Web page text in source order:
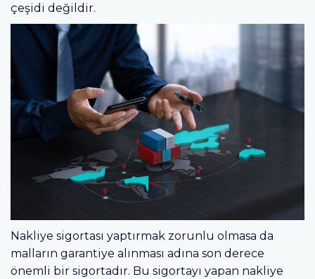
çeşidi değildir.
Nakliye sigortası yaptırmak zorunlu olmasa da
malların garantiye alınması adına son derece
önemli bir sigortadır. Bu sigortayı yapan nakliye